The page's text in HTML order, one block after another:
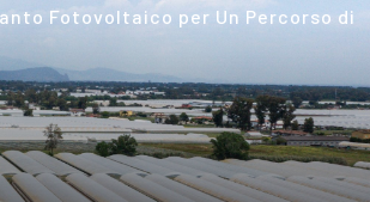
Fotovoltaico per Un Percorso di